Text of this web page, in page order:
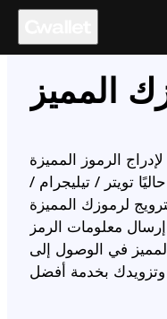
المميز
الرموز المميزة
تويتر / تيليجرام /
لرموزك المميزة
معلومات الرمز
في الوصول إلى